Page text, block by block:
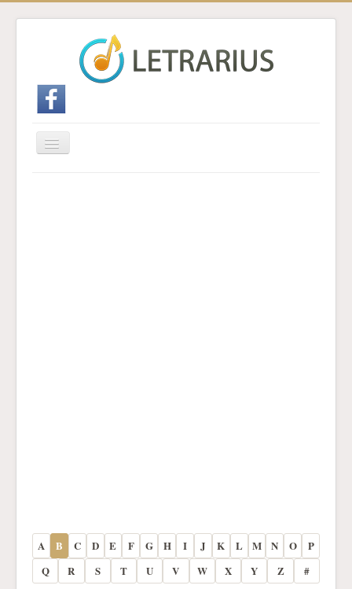
Cambiar
navegación
A B C D E F G H I J K L M N O
P
Q
R S T U V W X Y Z #